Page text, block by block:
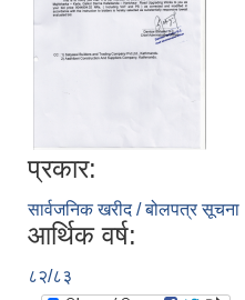
प्रकार:
सार्वजनिक खरीद / बोलपत्र सूचना
आर्थिक वर्ष:
८२/८३